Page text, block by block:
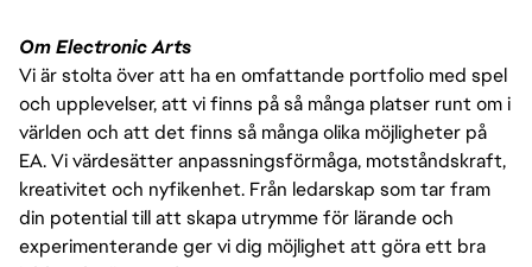
Om Electronic Arts
Vi är stolta över att ha en omfattande portfolio med spel
och upplevelser, att vi finns på så många platser runt om i
världen och att det finns så många olika möjligheter på
EA. Vi värdesätter anpassningsförmåga, motståndskraft,
kreativitet och nyfikenhet. Från ledarskap som tar fram
din potential till att skapa utrymme för lärande och
experimenterande ger vi dig möjlighet att göra ett bra